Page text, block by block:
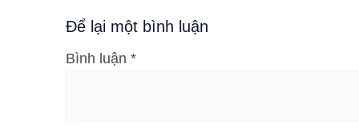
Để lại một bình luận
Bình luận *